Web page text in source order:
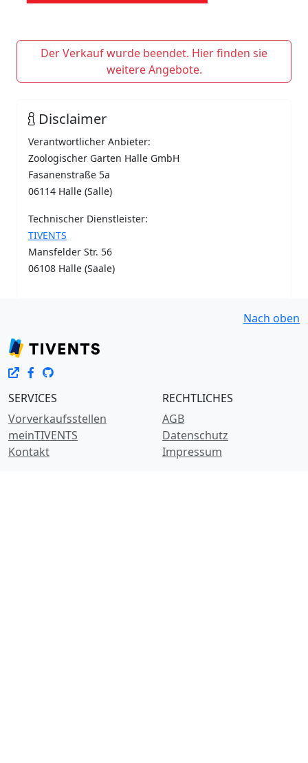
Der Verkauf wurde beendet. Hier finden sie
weitere Angebote.
Disclaimer
Verantwortlicher Anbieter:
Zoologischer Garten Halle GmbH
Fasanenstraße 5a
06114 Halle (Salle)
Technischer Dienstleister:
TIVENTS
Mansfelder Str. 56
06108 Halle (Saale)
Nach oben
SERVICES
Vorverkaufsstellen
meinTIVENTS
Kontakt
RECHTLICHES
AGB
Datenschutz
Impressum